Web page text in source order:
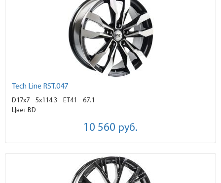
Tech Line RST.047
D17x7 5x114.3 ET41
67.1
Цвет BD
10 560 руб.